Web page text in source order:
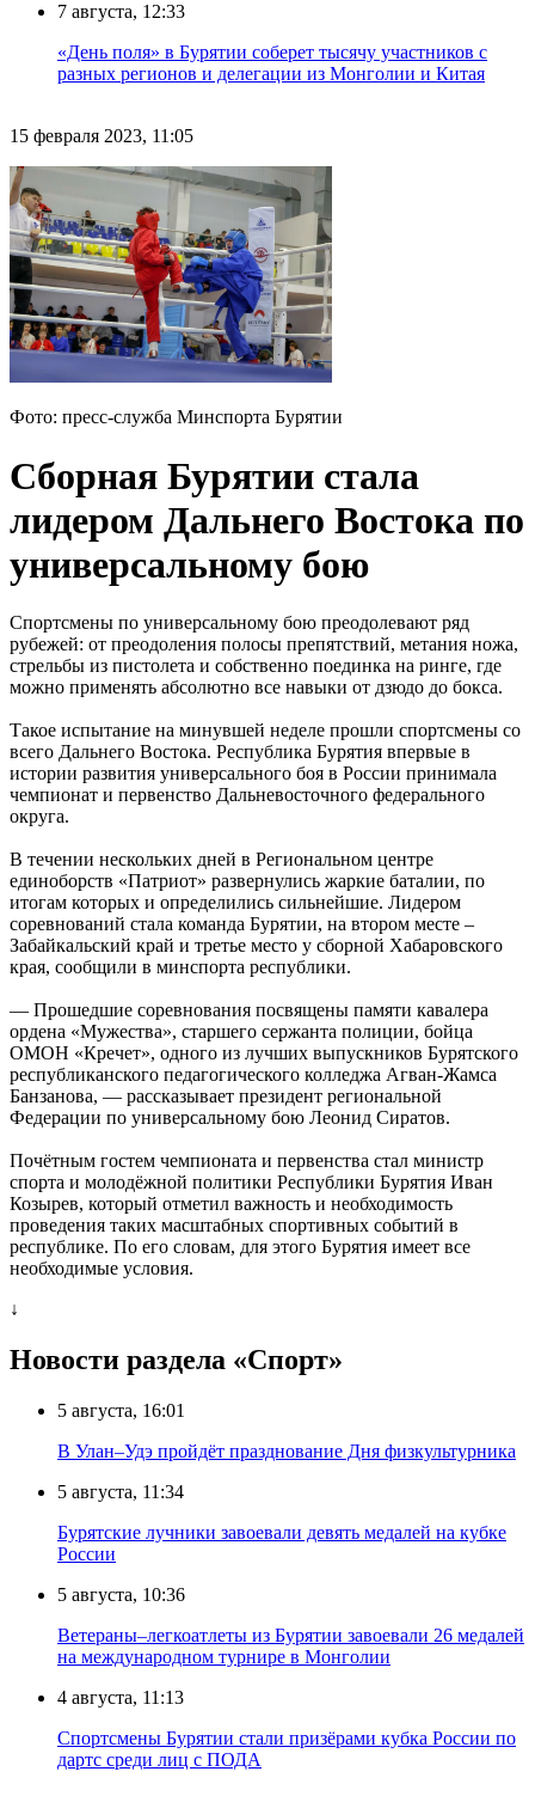
7 августа, 12:33
«День поля» в Бурятии соберет тысячу участников с
разных регионов и делегации из Монголии и Китая
15 февраля 2023, 11:05
Фото: пресс-служба Минспорта Бурятии
Сборная Бурятии стала
лидером Дальнего Востока по
универсальному бою
Спортсмены по универсальному бою преодолевают ряд
рубежей: от преодоления полосы препятствий, метания ножа,
стрельбы из пистолета и собственно поединка на ринге, где
можно применять абсолютно все навыки от дзюдо до бокса.
Такое испытание на минувшей неделе прошли спортсмены со
всего Дальнего Востока. Республика Бурятия впервые в
истории развития универсального боя в России принимала
чемпионат и первенство Дальневосточного федерального
округа.
В течении нескольких дней в Региональном центре
единоборств «Патриот» развернулись жаркие баталии, по
итогам которых и определились сильнейшие. Лидером
соревнований стала команда Бурятии, на втором месте –
Забайкальский край и третье место у сборной Хабаровского
края, сообщили в минспорта республики.
— Прошедшие соревнования посвящены памяти кавалера
ордена «Мужества», старшего сержанта полиции, бойца
ОМОН «Кречет», одного из лучших выпускников Бурятского
республиканского педагогического колледжа Агван-Жамса
Банзанова, — рассказывает президент региональной
Федерации по универсальному бою Леонид Сиратов.
Почётным гостем чемпионата и первенства стал министр
спорта и молодёжной политики Республики Бурятия Иван
Козырев, который отметил важность и необходимость
проведения таких масштабных спортивных событий в
республике. По его словам, для этого Бурятия имеет все
необходимые условия.
↓
Новости раздела «Cпорт»
5 августа, 16:01
В Улан–Удэ пройдёт празднование Дня физкультурника
5 августа, 11:34
Бурятские лучники завоевали девять медалей на кубке
России
5 августа, 10:36
Ветераны–легкоатлеты из Бурятии завоевали 26 медалей
на международном турнире в Монголии
4 августа, 11:13
Спортсмены Бурятии стали призёрами кубка России по
дартс среди лиц с ПОДА